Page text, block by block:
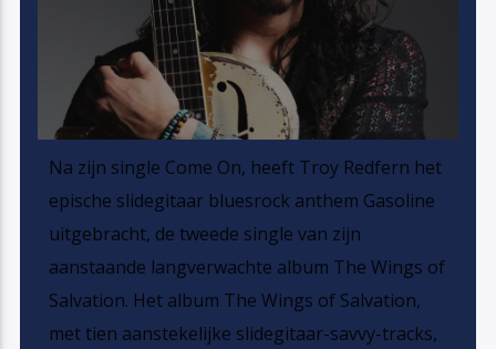
Na zijn single Come On, heeft Troy Redfern het
epische slidegitaar bluesrock anthem Gasoline
uitgebracht, de tweede single van zijn
aanstaande langverwachte album The Wings of
Salvation. Het album The Wings of Salvation,
met tien aanstekelijke slidegitaar-savvy-tracks,